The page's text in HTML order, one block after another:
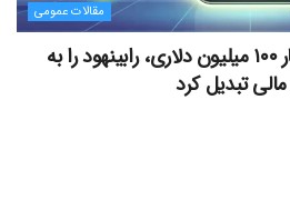
مقالات عمومی
درخشش ۱۳ خط کسب‌وکار ۱۰۰ میلیون دلاری، رابینهود را به
تبدیل کرد